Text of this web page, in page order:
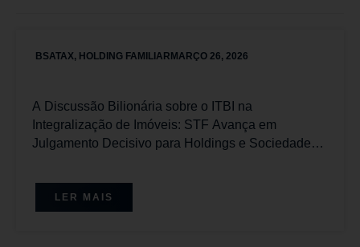
BSATAX, HOLDING FAMILIAR MARÇO 26, 2026
A Discussão Bilionária sobre o ITBI na
Integralização de Imóveis: STF Avança em
Julgamento Decisivo para Holdings e Sociedades
Contribuintes
LER MAIS